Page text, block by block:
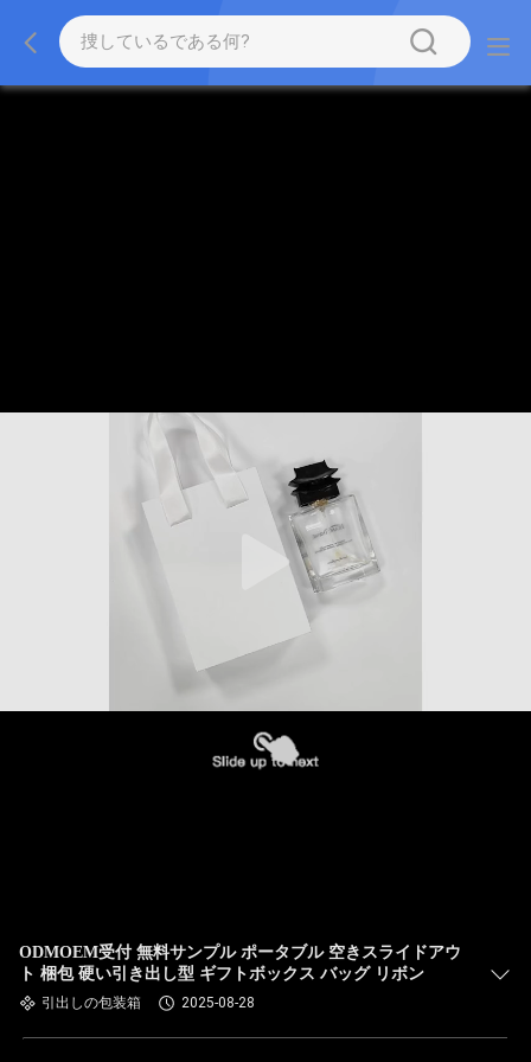
ODMOEM受付 無料サンプル ポータブル 空きスライドアウ
ト 梱包 硬い引き出し型 ギフトボックス バッグ リボン
引出しの包装箱 2025-08-28